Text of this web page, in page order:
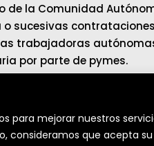
para mejorar nuestros
consideramos que acepta su
de la Comunidad
o sucesivas
trabajadoras
por parte de pymes.